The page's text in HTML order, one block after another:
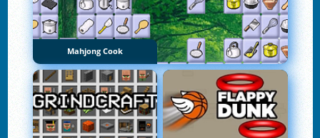
Mahjong Cook